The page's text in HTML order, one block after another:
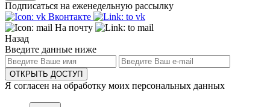
Подписаться на еженедельную рассылку
Вконтакте
На почту
Назад
Введите данные ниже
ОТКРЫТЬ ДОСТУП
Я согласен на обработку моих персональных данных